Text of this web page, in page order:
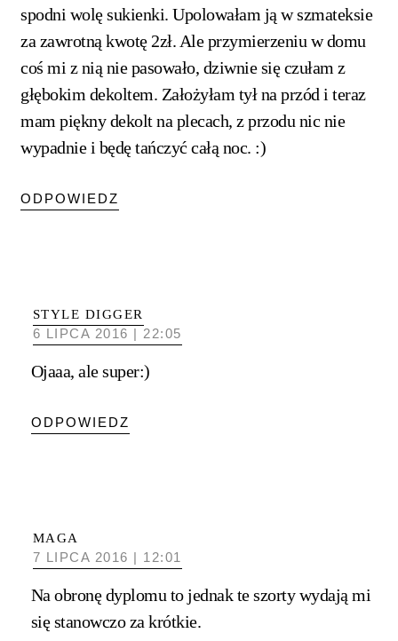
spodni wolę sukienki. Upolowałam ją w szmateksie
za zawrotną kwotę 2zł. Ale przymierzeniu w domu
coś mi z nią nie pasowało, dziwnie się czułam z
głębokim dekoltem. Założyłam tył na przód i teraz
mam piękny dekolt na plecach, z przodu nic nie
wypadnie i będę tańczyć całą noc. :)
ODPOWIEDZ
STYLE DIGGER
6 LIPCA 2016 | 22:05
Ojaaa, ale super:)
ODPOWIEDZ
MAGA
7 LIPCA 2016 | 12:01
Na obronę dyplomu to jednak te szorty wydają mi
się stanowczo za krótkie.